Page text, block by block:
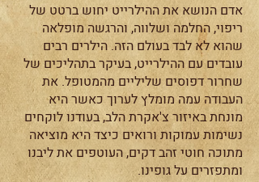
אדם הנושא את ההילרייט יחוש ברטט של
ריפוי, החלמה ושלווה, והרגשה מופלאה
שהוא לא לבד בעולם הזה. הילרים רבים
עובדים עם ההילרייט, בעיקר בתהליכים של
שחרור דפוסים שליליים מהמטופל. את
העבודה עמה מומלץ לערוך כאשר היא
מונחת באיזור צ'אקרת הלב, בעודנו לוקחים
נשימות עמוקות ורואים כיצד היא מוציאה
מתוכה חוטי זהב דקים, העוטפים את ליבנו
ומתפזרים על גופינו.